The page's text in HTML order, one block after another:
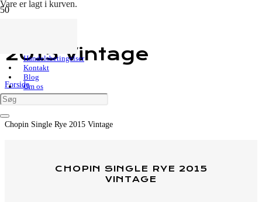
Vare er lagt i kurven.
Handelsbetingelser
Kontakt
Blog
Om os
2015 Vintage
Forside
Shop
Vodka
Polsk Vodka
Chopin Single Rye 2015 Vintage
CHOPIN SINGLE RYE 2015
VINTAGE